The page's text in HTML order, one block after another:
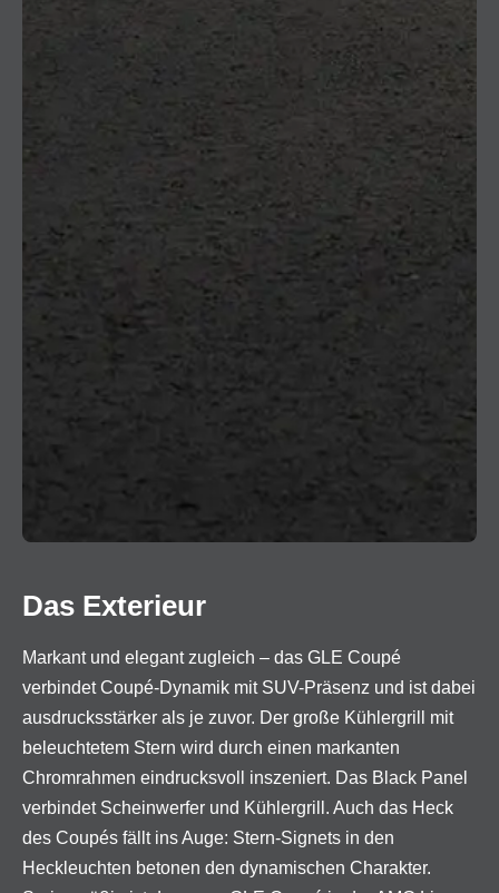
Das Exterieur
Markant und elegant zugleich – das GLE Coupé
verbindet Coupé-Dynamik mit SUV-Präsenz und ist dabei
ausdrucksstärker als je zuvor. Der große Kühlergrill mit
beleuchtetem Stern wird durch einen markanten
Chromrahmen eindrucksvoll inszeniert. Das Black Panel
verbindet Scheinwerfer und Kühlergrill. Auch das Heck
des Coupés fällt ins Auge: Stern-Signets in den
Heckleuchten betonen den dynamischen Charakter.